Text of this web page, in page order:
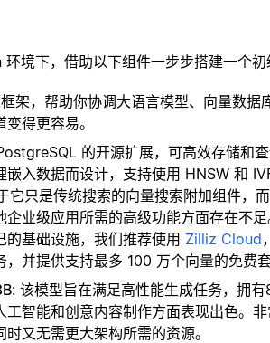
境下，借助以下组件一步步搭建一个初
架，帮助你协调大语言模型、向量数
得更容易。
的开源扩展，可高效存储和
嵌入数据而设计，支持使用 HNSW 和
它只是传统搜索的向量搜索附加组件，
企业级应用所需的高级功能方面存在不
的基础设施，我们推荐使用 Zilliz Cloud
，并提供支持最多 100 万个向量的免费
: 该模型旨在满足高性能生成任务，拥
工智能和创意内容制作方面表现出色。
又无需更大架构所需的资源。